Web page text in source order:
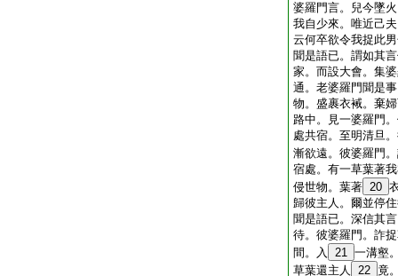
婆羅門言。兒今墜
我自少來。唯近己
云何卒欲令我捉此
聞是語已。謂如其
家。而設大會。集
通。老婆羅門聞是
物。盛裹衣裓。棄
路中。見一婆羅門
處共宿。至明清旦
漸欲遠。彼婆羅門
宿處。有一草葉著
侵世物。葉著 20
歸彼主人。爾並停
聞是語已。深信其
待。彼婆羅門。詐
間。入
21 一溝壑
草葉還主人
22 竟